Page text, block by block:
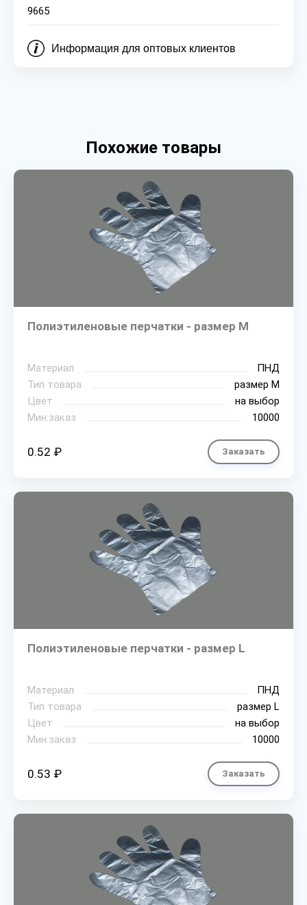
9665
Информация для оптовых клиентов
Похожие товары
Полиэтиленовые перчатки - размер M
Материал
ПНД
Тип товара
размер М
Цвет
на выбор
Мин.заказ
10000
0.52 ₽ Заказать
Полиэтиленовые перчатки - размер L
Материал
ПНД
Тип товара
размер L
Цвет
на выбор
Мин.заказ
10000
0.53 ₽ Заказать